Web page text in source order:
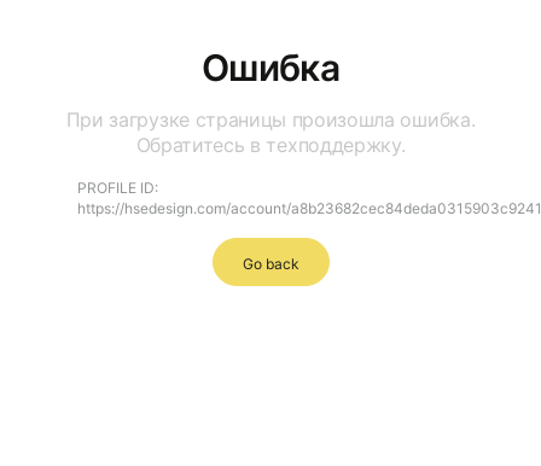
Ошибка
При загрузке страницы произошла ошибка.
Обратитесь в техподдержку.
PROFILE ID:
https://hsedesign.com/account/
Go back